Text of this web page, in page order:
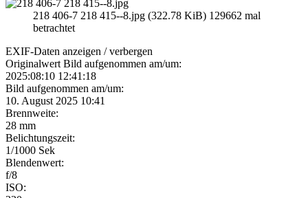
218 406-7 218 415--8.jpg (322.78 KiB) 129662 mal
betrachtet
EXIF-Daten anzeigen / verbergen
Originalwert Bild aufgenommen am/um:
2025:08:10 12:41:18
Bild aufgenommen am/um:
10. August 2025 10:41
Brennweite:
28 mm
Belichtungszeit:
1/1000 Sek
Blendenwert:
f/8
ISO: